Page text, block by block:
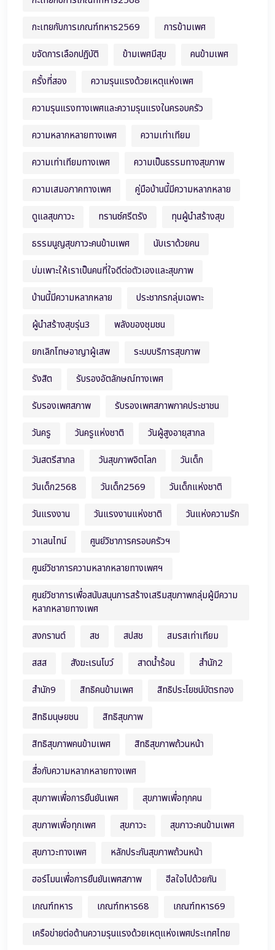
กะเทยกับการเกณฑ์ทหาร2569
การข้ามเพศ
ขจัดการเลือกปฏิบัติ
ข้ามเพศมีสุข
คนข้ามเพศ
ครั้งที่สอง
ความรุนแรงด้วยเหตุแห่งเพศ
ความรุนแรงทางเพศและความรุนแรงในครอบครัว
ความหลากหลายทางเพศ
ความเท่าเทียม
ความเท่าเทียมทางเพศ
ความเป็นธรรมทางสุขภาพ
ความเสมอภาคทางเพศ
คู่มือบ้านนี้มีความหลากหลาย
ดูแลสุขภาวะ
ทรานซ์ศรีตรัง
ทุนผู้นำสร้างสุข
ธรรมนูญสุขภาวะคนข้ามเพศ
นับเราด้วยคน
บ่มเพาะให้เราเป็นคนที่ใจดีต่อตัวเองและสุขภาพ
บ้านนี้มีความหลากหลาย
ประชากรกลุ่มเฉพาะ
ผู้นำสร้างสุขรุ่น3
พลังของชุมชน
ยกเลิกโทษอาญาผู้เสพ
ระบบบริการสุขภาพ
รังสิต
รับรองอัตลักษณ์ทางเพศ
รับรองเพศสภาพ
รับรองเพศสภาพภาคประชาชน
วันครู
วันครูแห่งชาติ
วันผู้สูงอายุสากล
วันสตรีสากล
วันสุขภาพจิตโลก
วันเด็ก
วันเด็ก2568
วันเด็ก2569
วันเด็กแห่งชาติ
วันแรงงาน
วันแรงงานแห่งชาติ
วันแห่งความรัก
วาเลนไทน์
ศูนย์วิชาการครอบครัวฯ
ศูนย์วิชาการความหลากหลายทางเพศฯ
ศูนย์วิชาการเพื่อสนับสนุนการสร้างเสริมสุขภาพกลุ่มผู้มีความ
หลากหลายทางเพศ
สงกรานต์
สช สปสช
สมรสเท่าเทียม
สสส
สังฆะเรนโบว์ สาดน้ำร้อน
สำนัก2
สำนัก9
สิทธิคนข้ามเพศ
สิทธิประโยชน์บัตรทอง
สิทธิมนุษยชน
สิทธิสุขภาพ
สิทธิสุขภาพคนข้ามเพศ
สิทธิสุขภาพถ้วนหน้า
สื่อกับความหลากหลายทางเพศ
สุขภาพเพื่อการยืนยันเพศ
สุขภาพเพื่อทุกคน
สุขภาพเพื่อทุกเพศ
สุขภาวะ
สุขภาวะคนข้ามเพศ
สุขภาวะทางเพศ
หลักประกันสุขภาพถ้วนหน้า
ฮอร์โมนเพื่อการยืนยันเพศสภาพ
ฮีลใจไปด้วยกัน
เกณฑ์ทหาร
เกณฑ์ทหาร68
เกณฑ์ทหาร69
เครือข่ายต่อต้านความรุนแรงด้วยเหตุแห่งเพศประเทศไทย